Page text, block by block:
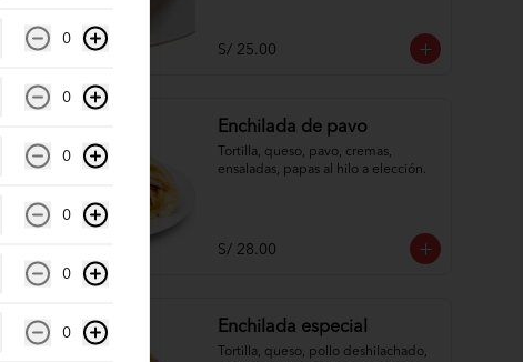
S/ 25.00
Enchilada de pavo
Tortilla, queso, pavo, cremas,
ensaladas, papas al hilo a elección.
S/ 28.00
Enchilada especial
Tortilla, queso, pollo deshilachado,
0
0
0
0
0
0